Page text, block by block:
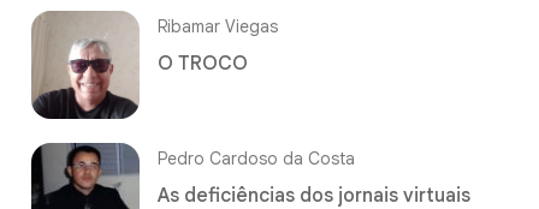
Ribamar Viegas
O TROCO
Pedro Cardoso da Costa
As deficiências dos jornais virtuais